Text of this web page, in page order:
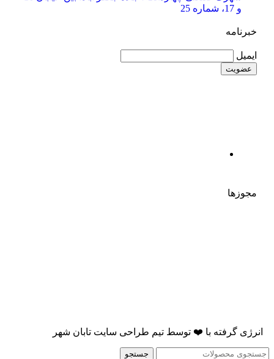
و 17، شماره 25
خبرنامه
ایمیل
مجوزها
انرژی گرفته با ❤️ توسط تیم طراحی سایت تابان شهر
جستجو